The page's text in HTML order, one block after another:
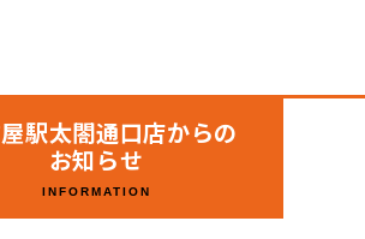
駅太閤通口店からの
お知らせ
INFORMATION